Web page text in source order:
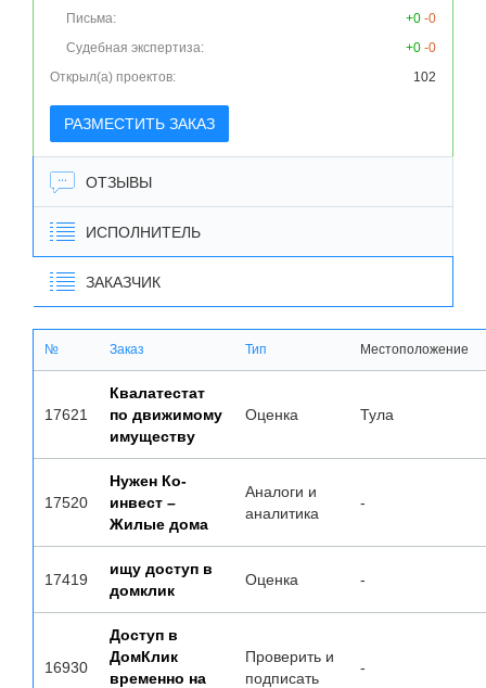
Письма:
+0 -0
Судебная экспертиза:
+0 -0
Открыл(а) проектов:
102
РАЗМЕСТИТЬ ЗАКАЗ
ОТЗЫВЫ
ИСПОЛНИТЕЛЬ
ЗАКАЗЧИК
№ Заказ Тип Местоположение
17621
Квалатестат
по движимому
имуществу
Оценка Тула
17520
Нужен Ко-
инвест –
Жилые дома
Аналоги и
аналитика
-
17419
ищу доступ в
домклик
Оценка -
16930
Доступ в
ДомКлик
временно на
Проверить и
подписать
-